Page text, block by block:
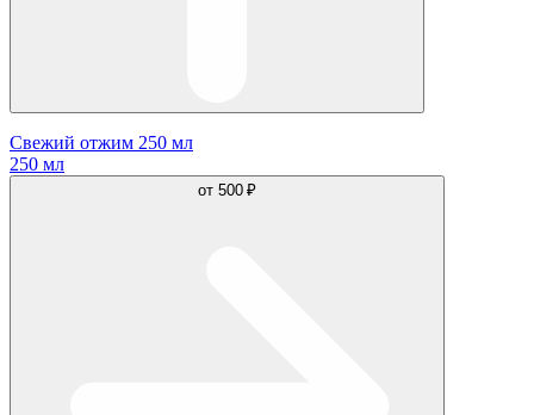
Свежий отжим 250 мл
250 мл
от 500 ₽